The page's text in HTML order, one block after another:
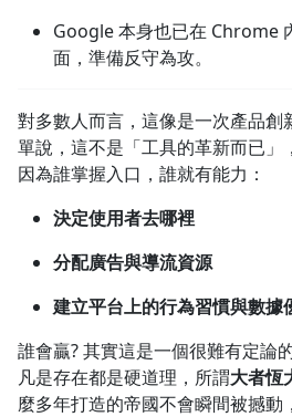
Google 本身也已在 Chrome
面，準備反守為攻。
對多數人而言，這像是一次產品創
單說，這不是「工具的革新而已」
因為誰掌握入口，誰就有能力：
決定使用者去哪裡
分配廣告與導流資源
建立平台上的行為習慣與數據
誰會贏? 其實這是一個很難有定論
凡是存在都是硬道理，所謂大者恆
麼多年打造的帝國不會瞬間被撼動